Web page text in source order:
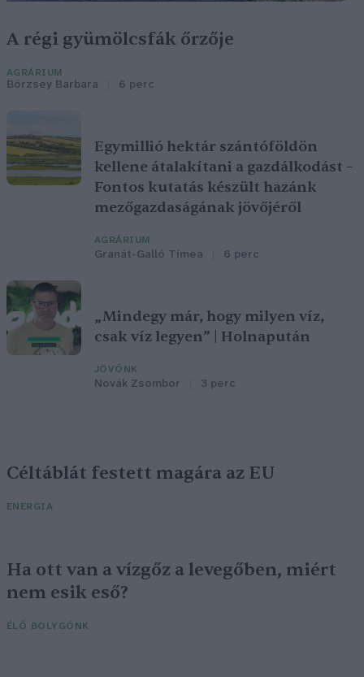
A régi gyümölcsfák őrzője
AGRÁRIUM
Börzsey Barbara 6 perc
Egymillió hektár szántóföldön
kellene átalakítani a gazdálkodást –
Fontos kutatás készült hazánk
mezőgazdaságának jövőjéről
AGRÁRIUM
Granát-Galló Tímea 6 perc
„Mindegy már, hogy milyen víz,
csak víz legyen” | Holnapután
JÖVŐNK
Novák Zsombor 3 perc
Céltáblát festett magára az EU
ENERGIA
Ha ott van a vízgőz a levegőben, miért
nem esik eső?
ÉLŐ BOLYGÓNK